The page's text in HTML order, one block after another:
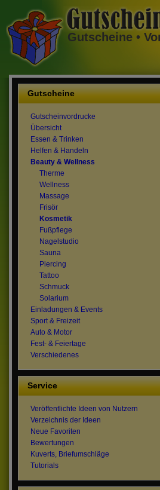
Gutscheine •
Gutscheine
Gutscheinvordrucke
Übersicht
Essen & Trinken
Helfen & Handeln
Beauty & Wellness
Therme
Wellness
Massage
Frisör
Kosmetik
Fußpflege
Nagelstudio
Sauna
Piercing
Tattoo
Schmuck
Solarium
Einladungen & Events
Sport & Freizeit
Auto & Motor
Fest- & Feiertage
Verschiedenes
Service
Veröffentlichte Ideen von Nutzern
Verzeichnis der Ideen
Neue Favoriten
Bewertungen
Kuverts, Briefumschläge
Tutorials